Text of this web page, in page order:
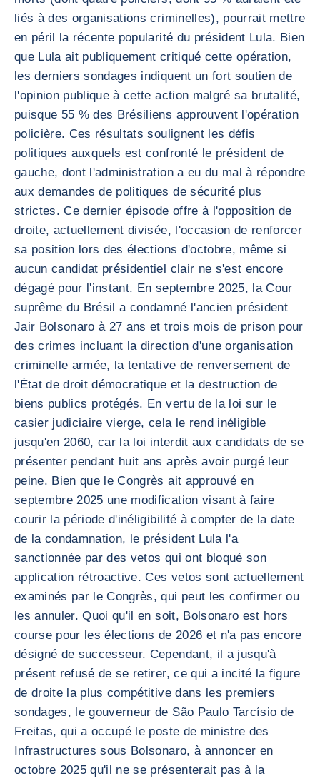
liés à des organisations criminelles), pourrait mettre
en péril la récente popularité du président Lula. Bien
que Lula ait publiquement critiqué cette opération,
les derniers sondages indiquent un fort soutien de
l'opinion publique à cette action malgré sa brutalité,
puisque 55 % des Brésiliens approuvent l'opération
policière. Ces résultats soulignent les défis
politiques auxquels est confronté le président de
gauche, dont l'administration a eu du mal à répondre
aux demandes de politiques de sécurité plus
strictes. Ce dernier épisode offre à l'opposition de
droite, actuellement divisée, l'occasion de renforcer
sa position lors des élections d'octobre, même si
aucun candidat présidentiel clair ne s'est encore
dégagé pour l'instant. En septembre 2025, la Cour
suprême du Brésil a condamné l'ancien président
Jair Bolsonaro à 27 ans et trois mois de prison pour
des crimes incluant la direction d'une organisation
criminelle armée, la tentative de renversement de
l'État de droit démocratique et la destruction de
biens publics protégés. En vertu de la loi sur le
casier judiciaire vierge, cela le rend inéligible
jusqu'en 2060, car la loi interdit aux candidats de se
présenter pendant huit ans après avoir purgé leur
peine. Bien que le Congrès ait approuvé en
septembre 2025 une modification visant à faire
courir la période d'inéligibilité à compter de la date
de la condamnation, le président Lula l'a
sanctionnée par des vetos qui ont bloqué son
application rétroactive. Ces vetos sont actuellement
examinés par le Congrès, qui peut les confirmer ou
les annuler. Quoi qu'il en soit, Bolsonaro est hors
course pour les élections de 2026 et n'a pas encore
désigné de successeur. Cependant, il a jusqu'à
présent refusé de se retirer, ce qui a incité la figure
de droite la plus compétitive dans les premiers
sondages, le gouverneur de São Paulo Tarcísio de
Freitas, qui a occupé le poste de ministre des
Infrastructures sous Bolsonaro, à annoncer en
octobre 2025 qu'il ne se présenterait pas à la